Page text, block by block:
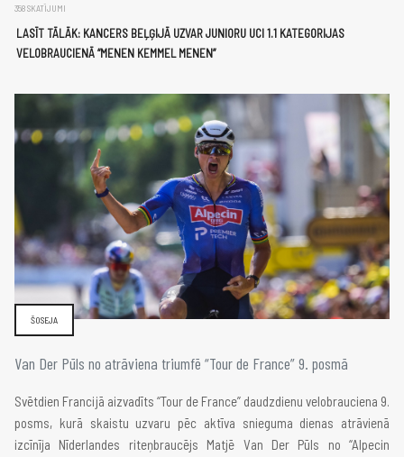
358 SKATĪJUMI
LASĪT TĀLĀK: KANCERS BEĻĢIJĀ UZVAR JUNIORU UCI 1.1 KATEGORIJAS
VELOBRAUCIENĀ “MENEN KEMMEL MENEN”
ŠOSEJA
Van Der Pūls no atrāviena triumfē “Tour de France” 9. posmā
Svētdien Francijā aizvadīts “Tour de France” daudzdienu velobrauciena 9.
posms, kurā skaistu uzvaru pēc aktīva snieguma dienas atrāvienā
izcīnīja Nīderlandes riteņbraucējs Matjē Van Der Pūls no “Alpecin